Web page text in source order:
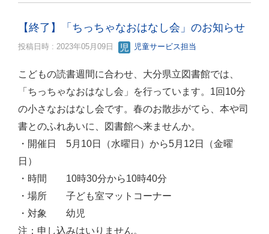
【終了】「ちっちゃなおはなし会」のお知らせ
投稿日時 : 2023年05月09日 児童サービス担当
こどもの読書週間に合わせ、大分県立図書館では、
「ちっちゃなおはなし会」を行っています。1回10分
の小さなおはなし会です。春のお散歩がてら、本や司
書とのふれあいに、図書館へ来ませんか。
・開催日 5月10日（水曜日）から5月12日（金曜
日）
・時間 10時30分から10時40分
・場所 子ども室マットコーナー
・対象 幼児
注：申し込みはいりません。